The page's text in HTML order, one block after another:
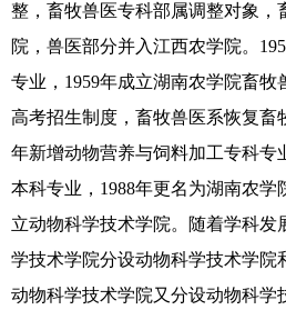
整，畜牧兽医专科部属调整对象，
院，兽医部分并入江西农学院。
专业，1959年成立湖南农学院畜牧
高考招生制度，畜牧兽医系恢复畜
年新增动物营养与饲料加工专科专
本科专业，1988年更名为湖南农学
立动物科学技术学院。随着学科发
学技术学院分设动物科学技术学院
动物科学技术学院又分设动物科学